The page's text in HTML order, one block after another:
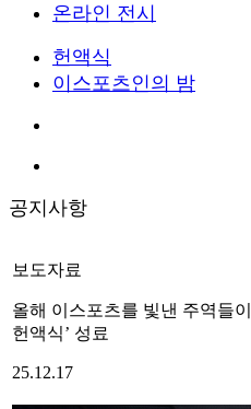
온라인 전시
헌액식
이스포츠인의 밤
공지사항
보도자료
올해 이스포츠를 빛낸 주역들
헌액식’ 성료
25.12.17